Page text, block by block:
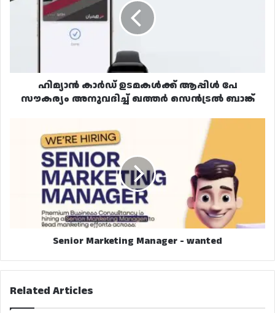
ആപ്പിൾ
സൗകര്യം
സെൻട്രൽ
ഹിമ്യാൻ കാർഡ് ഉടമകൾക്ക് ആപ്പിൾ പേ
സൗകര്യം അനുവദിച്ച് ഖത്തർ സെൻട്രൽ ബാങ്ക്
Marketing
Senior Marketing Manager - wanted
Related Articles